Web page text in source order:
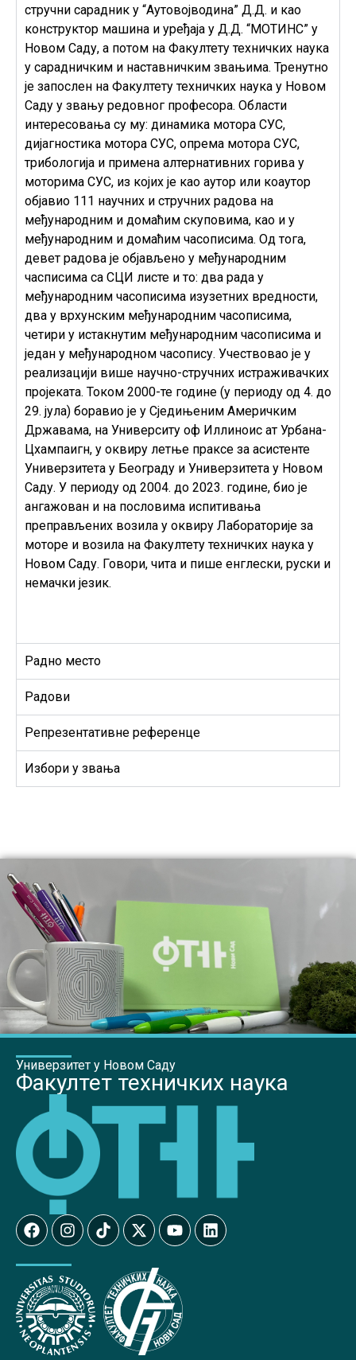
стручни сарадник у “Аутовојводина” Д.Д. и као
конструктор машина и уређаја у Д.Д. “МОТИНС” у
Новом Саду, а потом на Факултету техничких наука
у сарадничким и наставничким звањима. Тренутно
је запослен на Факултету техничких наука у Новом
Саду у звању редовног професора. Области
интересовања су му: динамика мотора СУС,
дијагностика мотора СУС, опрема мотора СУС,
трибологија и примена алтернативних горива у
моторима СУС, из којих је као аутор или коаутор
објавио 111 научних и стручних радова на
међународним и домаћим скуповима, као и у
међународним и домаћим часописима. Од тога,
девет радова је објављено у међународним
часписима са СЦИ листе и то: два рада у
међународним часописима изузетних вредности,
два у врхунским међународним часописима,
четири у истакнутим међународним часописима и
један у међународном часопису. Учествовао је у
реализацији више научно-стручних истраживачких
пројеката. Током 2000-те године (у периоду од 4. до
29. јула) боравио је у Сједињеним Америчким
Државама, на Университy оф Иллиноис ат Урбана-
Цхампаигн, у оквиру летње праксе за асистенте
Универзитета у Београду и Универзитета у Новом
Саду. У периоду од 2004. до 2023. године, био је
ангажован и на пословима испитивања
преправљених возила у оквиру Лабораторије за
моторе и возила на Факултету техничких наука у
Новом Саду. Говори, чита и пише енглески, руски и
немачки језик.
Радно место
Радови
Репрезентативне референце
Избори у звања
Универзитет у Новом Саду
Факултет техничких наука